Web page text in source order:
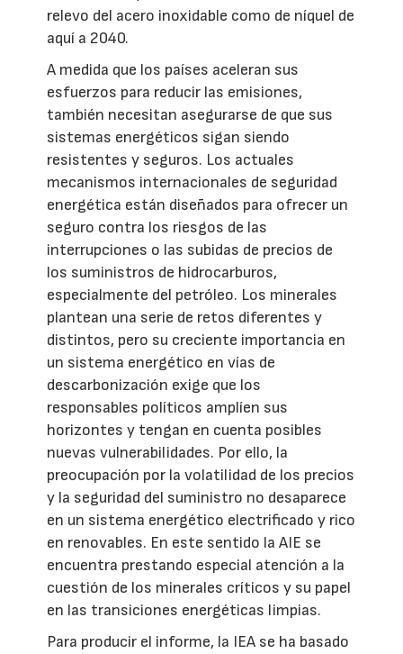
relevo del acero inoxidable como de níquel de
aquí a 2040.
A medida que los países aceleran sus
esfuerzos para reducir las emisiones,
también necesitan asegurarse de que sus
sistemas energéticos sigan siendo
resistentes y seguros. Los actuales
mecanismos internacionales de seguridad
energética están diseñados para ofrecer un
seguro contra los riesgos de las
interrupciones o las subidas de precios de
los suministros de hidrocarburos,
especialmente del petróleo. Los minerales
plantean una serie de retos diferentes y
distintos, pero su creciente importancia en
un sistema energético en vías de
descarbonización exige que los
responsables políticos amplíen sus
horizontes y tengan en cuenta posibles
nuevas vulnerabilidades. Por ello, la
preocupación por la volatilidad de los precios
y la seguridad del suministro no desaparece
en un sistema energético electrificado y rico
en renovables. En este sentido la AIE se
encuentra prestando especial atención a la
cuestión de los minerales críticos y su papel
en las transiciones energéticas limpias.
Para producir el informe, la IEA se ha basado